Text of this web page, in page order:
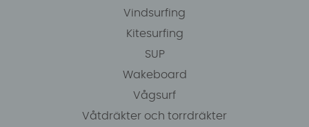
Vindsurfing
Kitesurfing
SUP
Wakeboard
Vågsurf
Våtdräkter och torrdräkter